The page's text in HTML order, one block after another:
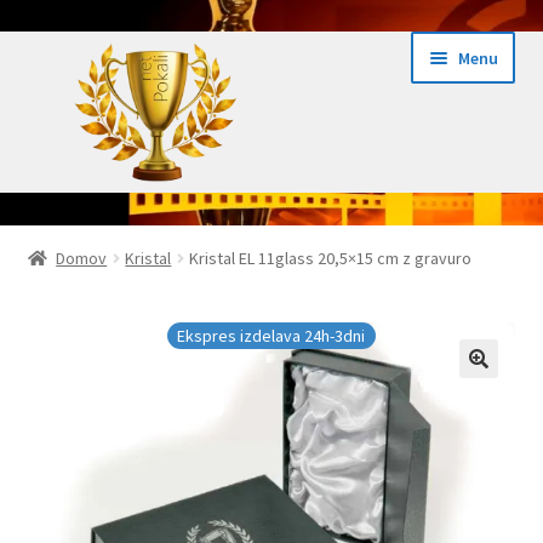
navigation
content
Menu
Domov
Ekspres izdelava pokalov 24h
Domov Kristal Kristal EL 11glass 20,5×15 cm z gravuro
Ekspres izdelava 24h-3dni